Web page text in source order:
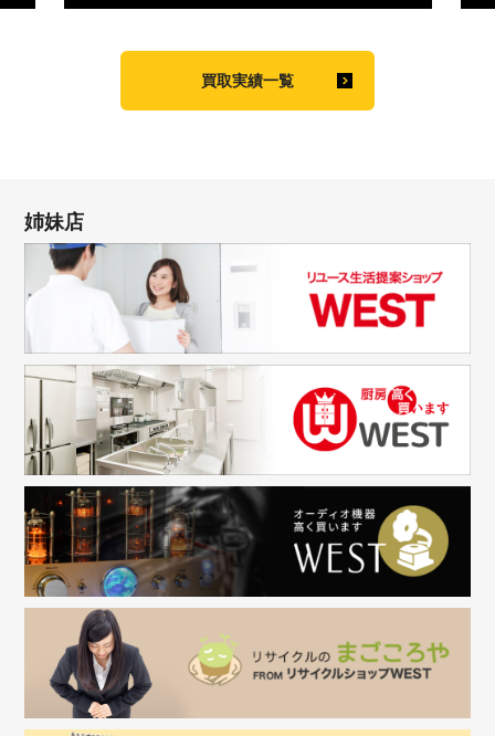
買取実績一覧
姉妹店